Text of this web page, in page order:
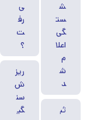
ش
ست
گی
اعلا
م
ش
د
ثب
ی
رف
ت
؟
ریز
ش
سن
گی